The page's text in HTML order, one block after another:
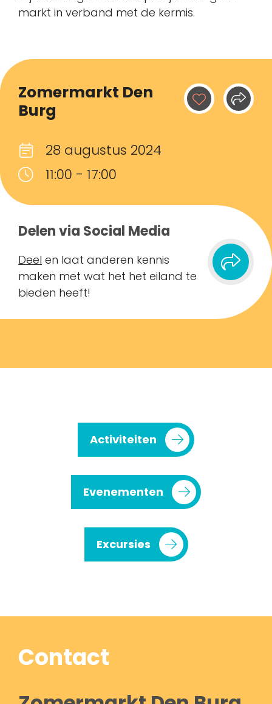
Zomermarkt Den
Burg
28 augustus 2024
11:00 - 17:00
Delen via Social Media
Deel en laat anderen kennis
maken met wat het het eiland te
bieden heeft!
markt in verband met de kermis.
Activiteiten
Evenementen
Excursies
Contact